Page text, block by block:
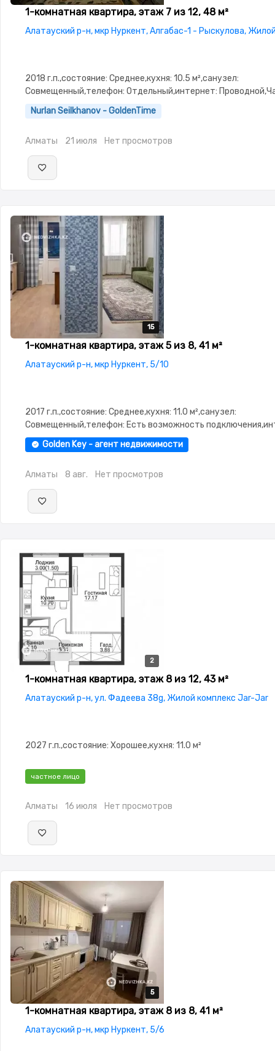
1-комнатная квартира, этаж 7 из 12, 48 м²
Алатауский р-н, мкр Нуркент, Алгабас-1 - Рыскулова,
2018 г.п.,состояние: Среднее,кухня: 10.5 м²,санузел:
Совмещенный,телефон: Отдельный,интернет:
меблирована,Частично меблирована,потолки: 3.0,паркинг:
Паркинг,Домофон,Кодовый замок,Пластиковые
кухня,Счётчики,Тихий двор
Nurlan Seilkhanov - GoldenTime
Алматы 21 июля Нет просмотров
15
15
15
15
15
1-комнатная квартира, этаж 5 из 8, 41 м²
Алатауский р-н, мкр Нуркент, 5/10
2017 г.п.,состояние: Среднее,кухня: 11.0 м²,санузел:
Совмещенный,телефон: Есть возможность
ADSL,Частично меблирована,Частично
охраняемая
Golden Key - агент недвижимости
Алматы 8 авг. Нет просмотров
2
2
1-комнатная квартира, этаж 8 из 12, 43 м²
Алатауский р-н, ул. Фадеева 38g, Жилой комплекс Jar-Jar
2027 г.п.,состояние: Хорошее,кухня: 11.0 м²
частное лицо
Алматы 16 июля Нет просмотров
5
5
5
5
5
1-комнатная квартира, этаж 8 из 8, 41 м²
Алатауский р-н, мкр Нуркент, 5/6